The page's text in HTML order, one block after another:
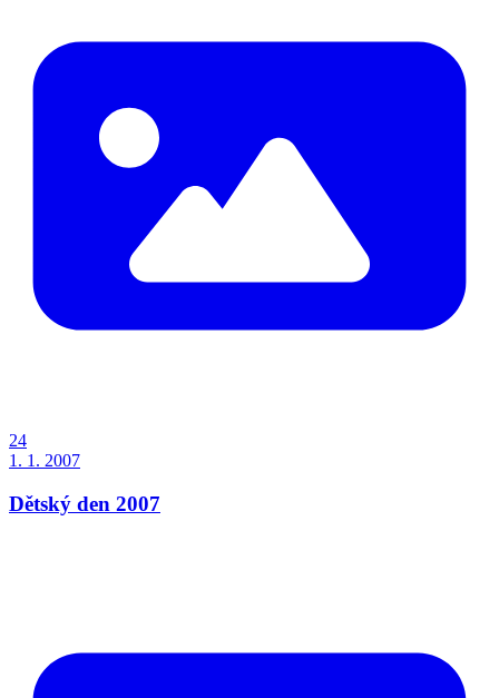
24
1. 1. 2007
Dětský den 2007